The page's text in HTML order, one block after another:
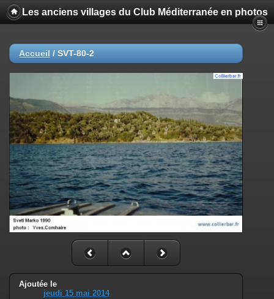
Les anciens villages du Club Méditerranée en photos
Accueil / SVT-80-2
Ajoutée le
jeudi 15 mai 2014